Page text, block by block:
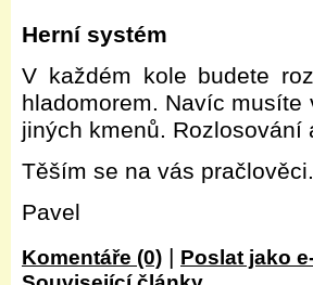
Herní systém
V každém kole budete
hladomorem. Navíc
jiných kmenů.
Těším se na vás pračlověci.
Pavel
Komentáře (0) | Poslat jako